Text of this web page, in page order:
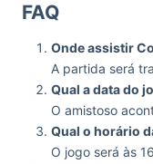
FAQ
Onde assistir
A partida será
Qual a data do
O amistoso
Qual o horário
O jogo será às